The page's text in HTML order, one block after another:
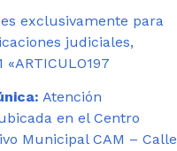
exclusivamente para
judiciales,
«ARTICULO197
Atención
en el Centro
Municipal CAM – Calle